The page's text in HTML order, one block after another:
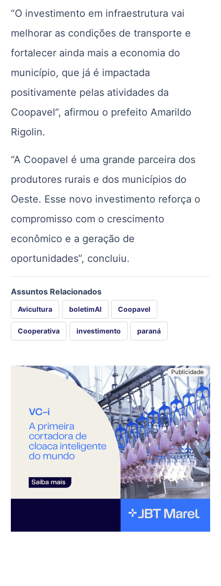
“O investimento em infraestrutura vai
melhorar as condições de transporte e
fortalecer ainda mais a economia do
município, que já é impactada
positivamente pelas atividades da
Coopavel”, afirmou o prefeito Amarildo
Rigolin.
“A Coopavel é uma grande parceira dos
produtores rurais e dos municípios do
Oeste. Esse novo investimento reforça o
compromisso com o crescimento
econômico e a geração de
oportunidades”, concluiu.
Assuntos Relacionados
Avicultura boletimAI Coopavel
Cooperativa investimento paraná